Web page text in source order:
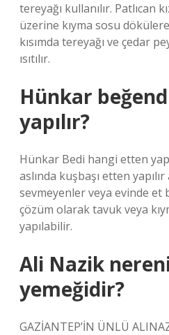
tereyağı kullanılır. Patlıcan
üzerine kıyma sosu
kısımda tereyağı ve çedar
ısıtılır.
Hünkar
yapılır?
Hünkar Bedi hangi etten
aslında kuşbaşı etten yapılır
sevmeyenler veya evinde
çözüm olarak tavuk veya
yapılabilir.
Ali Nazik
yemeğidir?
GAZİANTEP’İN ÜNLÜ